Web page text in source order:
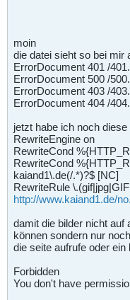
moin
die datei sieht so bei mir
ErrorDocument 401 /
ErrorDocument 500 /
ErrorDocument 403 /
ErrorDocument 404 /
jetzt habe ich noch diese
RewriteEngine on
RewriteCond
RewriteCond
kaiand1\.de(/.*)?$ [NC]
RewriteRule
http://www.kaiand1.de/
damit die bilder nicht auf
können sondern nur
die seite aufrufe oder
Forbidden
You don't have